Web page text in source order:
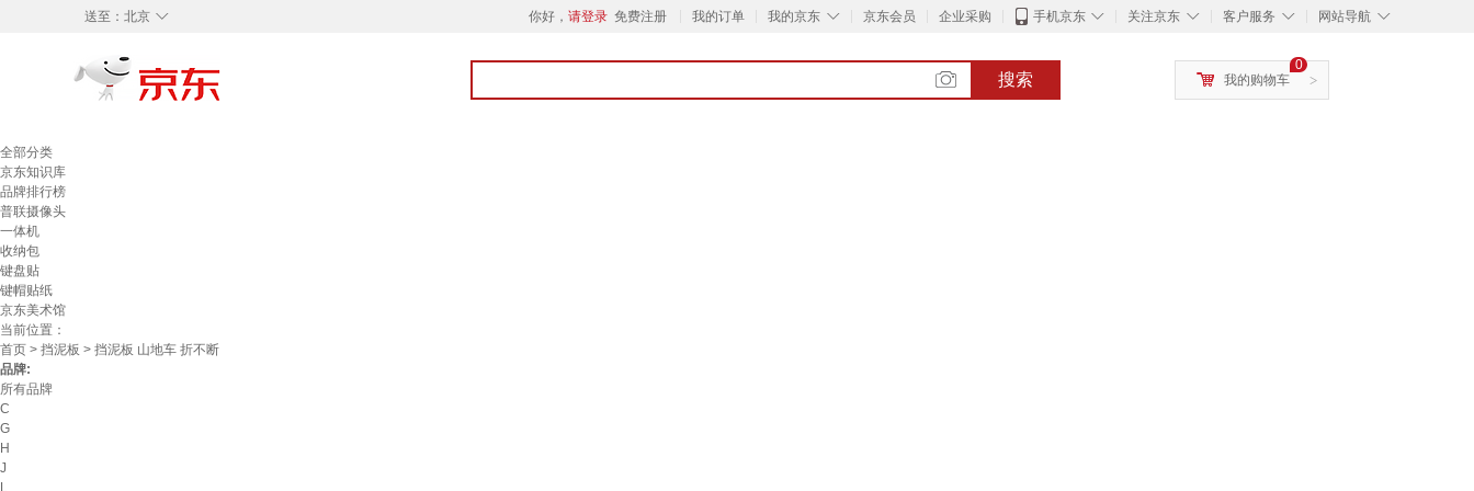
◇
送至： 北京 你好， 请登录 免费注册 我的订单 ◇
我的京东 京东会员 企业采购 ◇
手机京东 ◇
关注京东 ◇
客户服务 ◇
网站导航
搜索 >
0
我的购物车
全部分类
京东知识库
品牌排行榜
普联摄像头
一体机
收纳包
键盘贴
键帽贴纸
京东美术馆
当前位置：
首页 > 挡泥板 > 挡泥板 山地车 折不断
品牌:
所有品牌
C
G
H
J
L